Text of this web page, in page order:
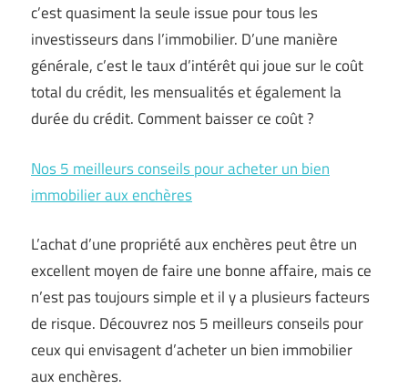
c’est quasiment la seule issue pour tous les
investisseurs dans l’immobilier. D’une manière
générale, c’est le taux d’intérêt qui joue sur le coût
total du crédit, les mensualités et également la
durée du crédit. Comment baisser ce coût ?
Nos 5 meilleurs conseils pour acheter un bien
immobilier aux enchères
L’achat d’une propriété aux enchères peut être un
excellent moyen de faire une bonne affaire, mais ce
n’est pas toujours simple et il y a plusieurs facteurs
de risque. Découvrez nos 5 meilleurs conseils pour
ceux qui envisagent d’acheter un bien immobilier
aux enchères.